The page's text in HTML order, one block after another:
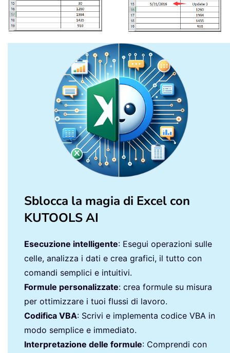
Sblocca la magia di Excel con
KUTOOLS AI
Esecuzione intelligente: Esegui operazioni sulle
celle, analizza i dati e crea grafici, il tutto con
comandi semplici e intuitivi.
Formule personalizzate: crea formule su misura
per ottimizzare i tuoi flussi di lavoro.
Codifica VBA: Scrivi e implementa codice VBA in
modo semplice e immediato.
Interpretazione delle formule: Comprendi con